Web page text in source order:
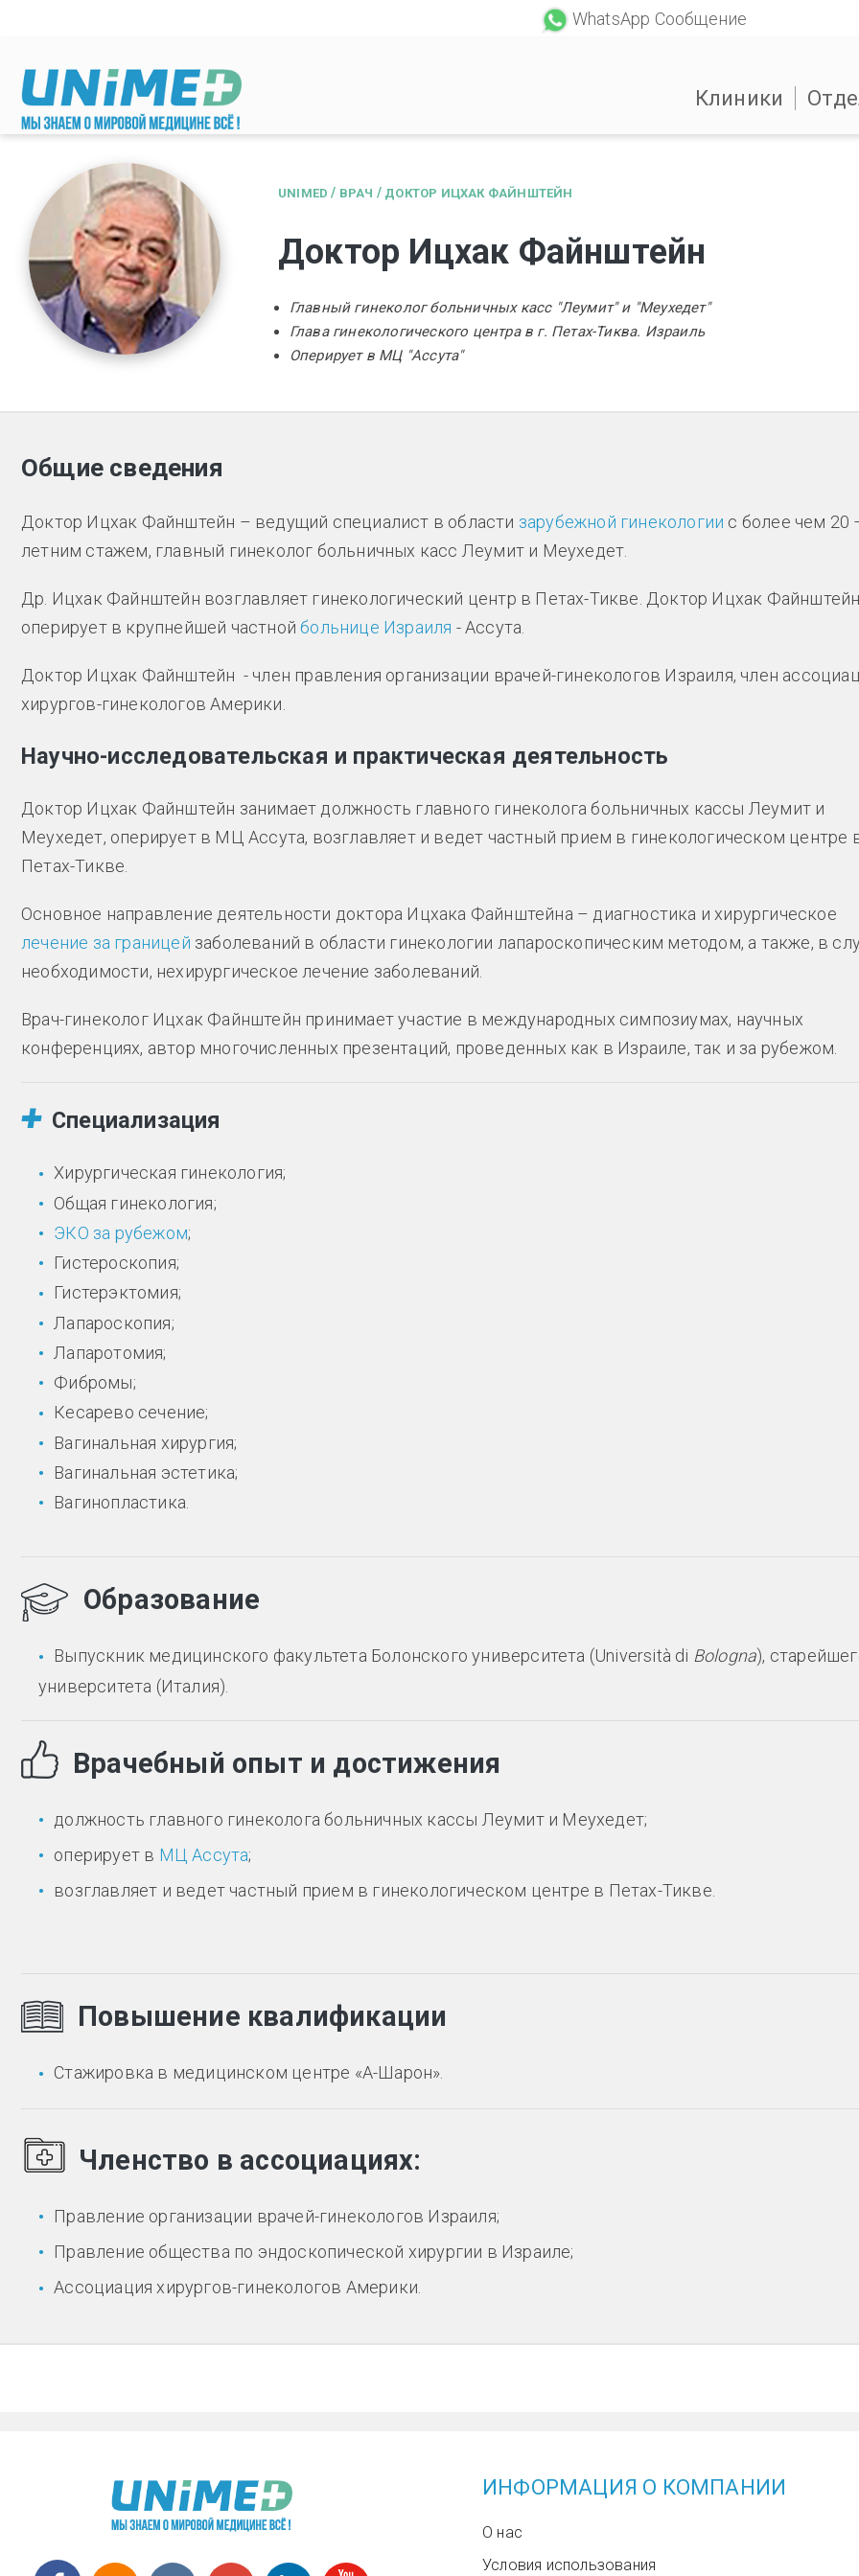
WhatsApp Сообщение
Клиники
UNIMED / ВРАЧ / ДОКТОР ИЦХАК ФАЙНШТЕЙН
Доктор Ицхак Файнштейн
Главный гинеколог больничных касс "Леумит" и "Меухедет"
Глава гинекологического центра в г. Петах-Тиква. Израиль
Оперирует в МЦ "Ассута"
Общие сведения
Доктор Ицхак Файнштейн – ведущий специалист в области зарубежной гинекологии с более чем 20
летним стажем, главный гинеколог больничных касс Леумит и Меухедет.
Др. Ицхак Файнштейн возглавляет гинекологический центр в Петах-Тикве. Доктор Ицхак
оперирует в крупнейшей частнойбольнице Израиля - Ассута.
Доктор Ицхак Файнштейн - член правления организации врачей-гинекологов Израиля, член
хирургов-гинекологов Америки.
Научно-исследовательская и практическая деятельность
Доктор Ицхак Файнштейн занимает должность главного гинеколога больничных кассы Леумит и
Меухедет, оперирует в МЦ Ассута, возглавляет и ведет частный прием в гинекологическом центре
Петах-Тикве.
Основное направление деятельности доктора Ицхака Файнштейна – диагностика и хирургическое
лечение за границей заболеваний в области гинекологии лапароскопическим методом, а также, в
необходимости, нехирургическое лечение заболеваний.
Врач-гинеколог Ицхак Файнштейн принимает участие в международных симпозиумах, научных
конференциях, автор многочисленных презентаций, проведенных как в Израиле, так и за рубежом.
Специализация
Хирургическая гинекология;
Общая гинекология;
ЭКО за рубежом;
Гистероскопия;
Гистерэктомия;
Лапароскопия;
Лапаротомия;
Фибромы;
Кесарево сечение;
Вагинальная хирургия;
Вагинальная эстетика;
Вагинопластика.
Образование
Выпускник медицинского факультета Болонского университета (Università di Bologna),
университета (Италия).
Врачебный опыт и достижения
должность главного гинеколога больничных кассы Леумит и Меухедет;
оперирует в МЦ Ассута;
возглавляет и ведет частный прием в гинекологическом центре в Петах-Тикве.
Повышение квалификации
Стажировка в медицинском центре «А-Шарон».
Членство в ассоциациях:
Правление организации врачей-гинекологов Израиля;
Правление общества по эндоскопической хирургии в Израиле;
Ассоциация хирургов-гинекологов Америки.
ИНФОРМАЦИЯ О КОМПАНИИ
О нас
Условия использования